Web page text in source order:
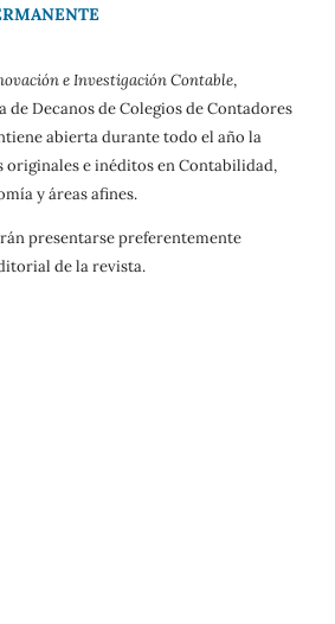
e Investigación Contable,
de Decanos de Colegios de Contadores
abierta durante todo el año la
e inéditos en Contabilidad,
y áreas afines.
presentarse preferentemente
de la revista.